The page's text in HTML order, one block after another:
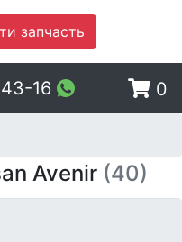
запчасть
16 0
Avenir (40)